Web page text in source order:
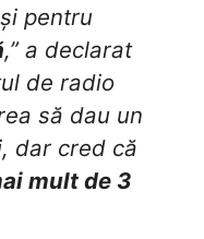
pentru
,” a declarat
de radio
să dau un
dar cred că
mult de 3